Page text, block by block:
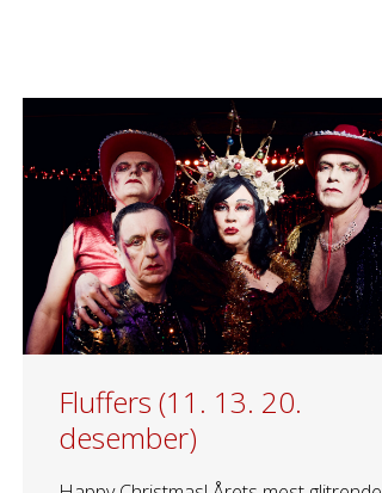
Fluffers (11. 13. 20.
desember)